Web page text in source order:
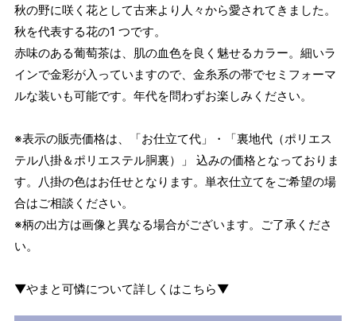
秋の野に咲く花として古来より人々から愛されてきました。
秋を代表する花の1 つです。
赤味のある葡萄茶は、肌の血色を良く魅せるカラー。細いラ
インで金彩が入っていますので、金糸系の帯でセミフォーマ
ルな装いも可能です。年代を問わずお楽しみください。
※表示の販売価格は、「お仕立て代」・「裏地代（ポリエス
テル八掛＆ポリエステル胴裏）」 込みの価格となっておりま
す。八掛の色はお任せとなります。単衣仕立てをご希望の場
合はご相談ください。
※柄の出方は画像と異なる場合がございます。ご了承くださ
い。
▼やまと可憐について詳しくはこちら▼